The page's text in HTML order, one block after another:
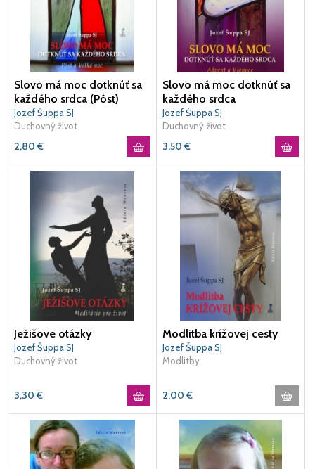
Slovo má moc dotknúť sa
každého srdca (Pôst)
Jozef Šuppa SJ
Duchovný život
2,80 €
Slovo má moc dotknúť sa
každého srdca
Jozef Šuppa SJ
Duchovný život
3,50 €
Ježišove otázky
Jozef Šuppa SJ
Duchovný život
3,30 €
Modlitba krížovej cesty
Jozef Šuppa SJ
Modlitby
2,00 €